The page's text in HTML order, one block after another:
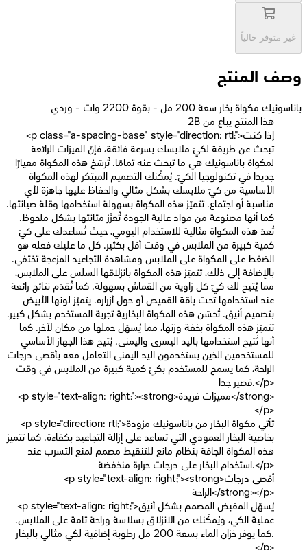
غير متوفر حالياً
وصف المنتج
باناسونيك مكواة بخار سعة 200 مل - بقوة 2200 وات - وردي
2B هذا المنتج يباع من
<p class="a-spacing-base" style="direction: rtl;">إذا كنت
تبحث عن طريقة لكيّ ملابسك بسرعة فائقة، فإنّ الميزات الرائعة
لمكواة باناسونيك هي ما تبحث عنه تمامًا. تُرسّخ هذه المكواة معيارًا
جديدًا في تكنولوجيا الكيّ. يُمكّنك التصميم المبتكر لهذه المكواة
الأساسية من كيّ ملابسك بشكل مثالي والحفاظ عليها جاهزة لأي
مناسبة أو اجتماع. تتميّز هذه المكواة بسهولة استخدامها وقلة صيانتها.
كما أنها مصنوعة من مواد عالية الجودة تُعزّز متانتها بشكل ملحوظ.
تُعدّ هذه المكواة مثالية للاستخدام اليومي، حيث تُساعدك على كيّ
كمية كبيرة من الملابس في وقت أقل بكثير. كل ما عليك فعله هو
الضغط على المكواة على الملابس ومشاهدة التجاعيد المزعجة تختفي.
بالإضافة إلى ذلك، تتميّز هذه المكواة بانزلاقها السلس على الملابس،
مما يُتيح لك كيّ كل زاوية من القماش بسهولة. كما تُقدّم نتائج رائعة
عند استخدامها تحت ياقة القميص أو حول أزراره. يتميّز لونها الأبيض
بتصميم أنيق. تُحسّن هذه المكواة البخارية تجربة المستخدم بشكل كبير.
تتميّز هذه المكواة بخفة وزنها، مما يُسهّل حملها من مكان لآخر. كما
أنها تُتيح استخدامها باليد اليسرى واليمنى. يُتيح هذا الجهاز الأساسي
للمستخدمين الذين يستخدمون اليد اليمنى التعامل معه بأقصى درجات
الراحة، كما يسمح للمستخدم بكيّ كمية كبيرة من الملابس في وقت
قصير جدًا.</p>
<p style="text-align: right;"><strong>مميزات فريدة</strong>
</p>
<p style="direction: rtl;">تأتي مكواة البخار من باناسونيك مزودة
بخاصية البخار العمودي التي تساعد على إزالة التجاعيد بكفاءة. كما تتميز
هذه المكواة الجافة بنظام مانع للتنقيط مصمم لمنع التسرب عند
استخدام البخار على درجات حرارة منخفضة.</p>
<p style="text-align: right;"><strong>أقصى درجات
الراحة</strong></p>
<p style="text-align: right;">يُسهّل المقبض المصمم بشكل أنيق
عملية الكي، ويُمكّنك من الانزلاق بسلاسة وراحة تامة على الملابس.
كما يوفر خزان الماء بسعة 200 مل رطوبة إضافية لكي مثالي بالبخار.